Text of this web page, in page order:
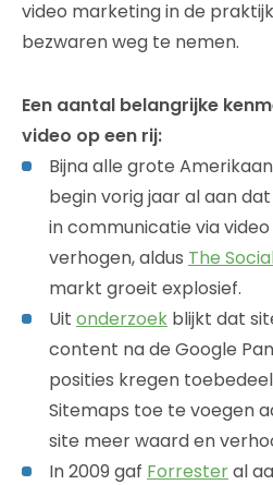
video marketing in de
bezwaren weg te nemen.
Een aantal belangrijke
video op een rij:
Bijna alle grote
begin vorig jaar al aan
in communicatie via
verhogen, aldus The
markt groeit explosief.
Uit onderzoek blijkt dat
content na de Google
posities kregen
Sitemaps toe te voegen
site meer waard en
In 2009 gaf Forresteral